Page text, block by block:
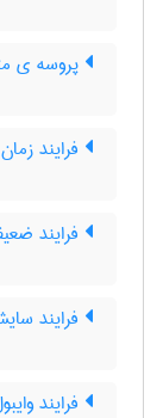
پروسه ی
فرایند
فرایند
فرایند